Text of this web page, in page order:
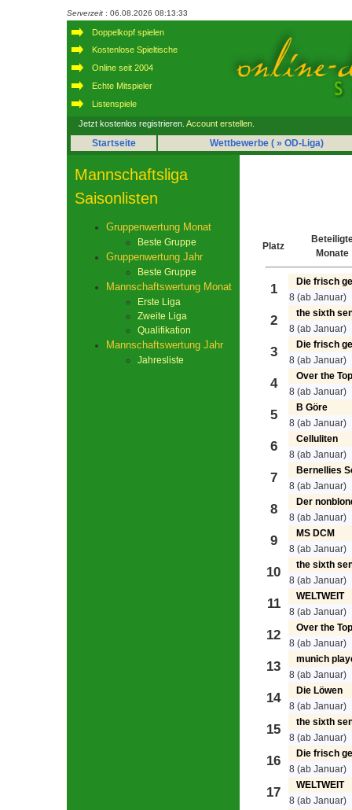
Serverzeit : 06.08.2026 08:13:33
Doppelkopf spielen
Kostenlose Spieltische
Online seit 2004
Echte Mitspieler
Listenspiele
Jetzt kostenlos registrieren. Account erstellen.
Startseite Wettbewerbe ( » OD-Liga)
Mannschaftsliga
Saisonlisten
Gruppenwertung Monat
Beste Gruppe
Gruppenwertung Jahr
Beste Gruppe
Mannschaftswertung Monat
Erste Liga
Zweite Liga
Qualifikation
Mannschaftswertung Jahr
Jahresliste
Platz
Monate
1
Die frisch
8 (ab Januar)
2
the sixth
8 (ab Januar)
3
Die frisch
8 (ab Januar)
4
Over the Top
8 (ab Januar)
5
B Göre
8 (ab Januar)
6
Celluliten
8 (ab Januar)
7
Bernellies
8 (ab Januar)
8
Der
8 (ab Januar)
9
MS DCM
8 (ab Januar)
10
the sixth
8 (ab Januar)
11
WELTWEIT
8 (ab Januar)
12
Over the Top
8 (ab Januar)
13
munich
8 (ab Januar)
14
Die Löwen
8 (ab Januar)
15
the sixth
8 (ab Januar)
16
Die frisch
8 (ab Januar)
17
WELTWEIT
8 (ab Januar)